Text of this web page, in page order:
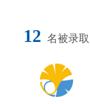
12 名被录取